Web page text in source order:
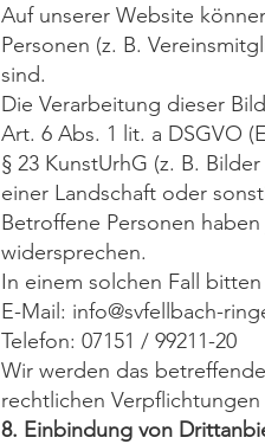
Auf unserer Website
Personen (z. B.
sind.
Die Verarbeitung dieser
Art. 6 Abs. 1 lit. a DSGVO
§ 23 KunstUrhG (z. B.
einer Landschaft oder
Betroffene Personen
widersprechen.
In einem solchen Fall
E-Mail: info@svfellbach-
Telefon: 07151 / 99211-20
Wir werden das
rechtlichen
8. Einbindung von